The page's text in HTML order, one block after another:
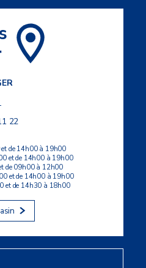
22
de 14h00 à 19h00
et de 14h00 à 19h00
de 09h00 à 12h00
et de 14h00 à 19h00
et de 14h30 à 18h00